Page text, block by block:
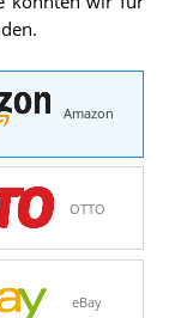
Amazon
OTTO
eBay